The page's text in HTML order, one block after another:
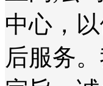
中心，
后服务